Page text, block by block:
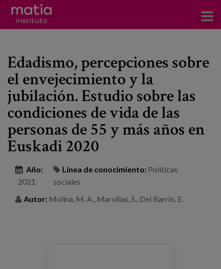
Investigación
Publicaciones
Participación en foros
Consultoría
Formación
Eventos
Noticias
Edadismo, percepciones sobre
el envejecimiento y la
jubilación. Estudio sobre las
condiciones de vida de las
personas de 55 y más años en
Euskadi 2020
Año:
2021
Línea de conocimiento: Políticas
sociales
Autor: Molina, M. A., Marsillas, S., Del Barrio, E.